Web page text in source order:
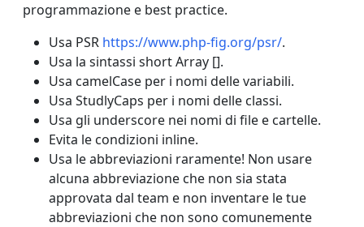
programmazione e best practice.
Usa PSR https://www.php-fig.org/psr/.
Usa la sintassi short Array [].
Usa camelCase per i nomi delle variabili.
Usa StudlyCaps per i nomi delle classi.
Usa gli underscore nei nomi di file e cartelle.
Evita le condizioni inline.
Usa le abbreviazioni raramente! Non usare
alcuna abbreviazione che non sia stata
approvata dal team e non inventare le tue
abbreviazioni che non sono comunemente